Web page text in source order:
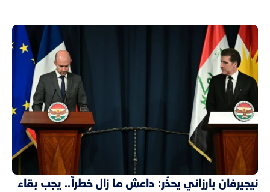
نيجيرفان بارزاني يحذّر: داعش ما زال خطراً.. يجب بقاء